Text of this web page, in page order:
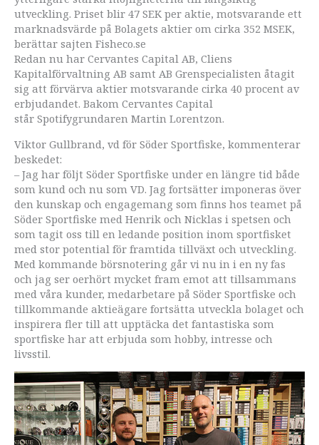
utveckling. Priset blir 47 SEK per aktie, motsvarande ett
marknadsvärde på Bolagets aktier om cirka 352 MSEK,
berättar sajten Fisheco.se
Redan nu har Cervantes Capital AB, Cliens
Kapitalförvaltning AB samt AB Grenspecialisten åtagit
sig att förvärva aktier motsvarande cirka 40 procent av
erbjudandet. Bakom Cervantes Capital
står Spotifygrundaren Martin Lorentzon.
Viktor Gullbrand, vd för Söder Sportfiske, kommenterar
beskedet:
– Jag har följt Söder Sportfiske under en längre tid både
som kund och nu som VD. Jag fortsätter imponeras över
den kunskap och engagemang som finns hos teamet på
Söder Sportfiske med Henrik och Nicklas i spetsen och
som tagit oss till en ledande position inom sportfisket
med stor potential för framtida tillväxt och utveckling.
Med kommande börsnotering går vi nu in i en ny fas
och jag ser oerhört mycket fram emot att tillsammans
med våra kunder, medarbetare på Söder Sportfiske och
tillkommande aktieägare fortsätta utveckla bolaget och
inspirera fler till att upptäcka det fantastiska som
sportfiske har att erbjuda som hobby, intresse och
livsstil.